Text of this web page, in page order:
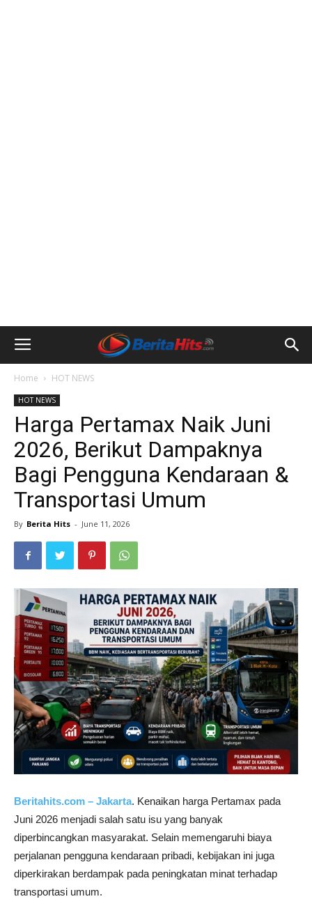
Home HOT NEWS
HOT NEWS
Harga Pertamax Naik Juni
2026, Berikut Dampaknya
Bagi Pengguna Kendaraan &
Transportasi Umum
By Berita Hits - June 11, 2026
Beritahits.com – Jakarta. Kenaikan harga Pertamax pada
Juni 2026 menjadi salah satu isu yang banyak
diperbincangkan masyarakat. Selain memengaruhi biaya
perjalanan pengguna kendaraan pribadi, kebijakan ini juga
diperkirakan berdampak pada peningkatan minat terhadap
transportasi umum.